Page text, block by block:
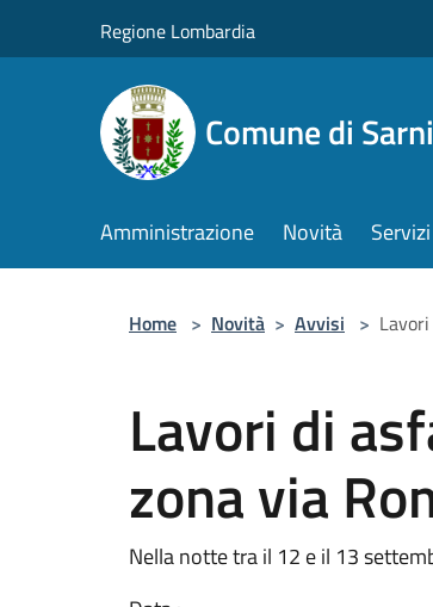
Regione Lombardia
Comune di
Amministrazione Novità Servizi
Home > Novità > Avvisi >
Lavori di
zona via
Nella notte tra il 12 e il 13